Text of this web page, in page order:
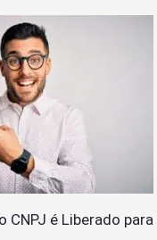
CNPJ é Liberado para